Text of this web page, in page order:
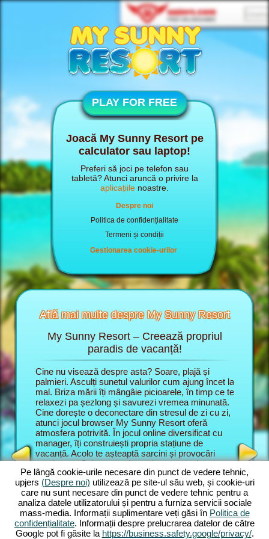
PLAY FOR FREE
Joacă My Sunny Resort pe
calculator sau laptop!
Preferi să joci pe telefon sau
tabletă? Atunci aruncă o privire la
aplicațiile noastre.
Despre noi
Politica de confidențialitate
Termeni și condiții
Gestionarea cookie-urilor
Află mai multe despre My Sunny Resort
My Sunny Resort – Creează propriul
paradis de vacanță!
Cine nu visează despre asta? Soare, plajă și
palmieri. Asculți sunetul valurilor cum ajung încet la
mal. Briza mării îți mângâie picioarele, în timp ce te
relaxezi pa șezlong și savurezi vremea minunată.
Cine dorește o deconectare din stresul de zi cu zi,
atunci jocul browser My Sunny Resort oferă
atmosfera potrivită. În jocul online diversificat cu
manager, îți construiești propria stațiune de
vacanță. Acolo te așteaptă sarcini și provocări
captivante. Sub comanda unui manager de
stațiune, la început înveți principalele funcțiuni din
joc. Apoi începi propriul vis de vacanță. Dezvolți
propria stațiune de plajă. Bineînțeles ai planuri
ambițioase. Scopul tău în aventura online este
mulțumirea oaspeților și să extinzi stațiunea la 5
stele. Pentru asta îți stau la dispoziție numeroase
funcțiuni și caracteristici. Cu cât avansezi în joc,
În jocul
unui
te
Aici
de
joc
plajă și
online
le poți
grozav
Pe lângă cookie-urile necesare din punct de vedere tehnic,
upjers (Despre noi) utilizează pe site-ul său web, și cookie-uri
care nu sunt necesare din punct de vedere tehnic pentru a
analiza datele utilizatorului și pentru a furniza servicii sociale
mass-media. Informații suplimentare veți găsi în Politica de
confidențialitate. Informații despre prelucrarea datelor de către
Google pot fi găsite la https://business.safety.google/privacy/.